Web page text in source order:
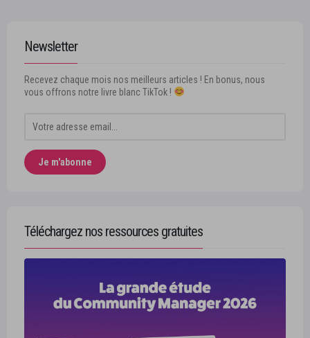
Newsletter
Recevez chaque mois nos meilleurs articles ! En bonus, nous
vous offrons notre livre blanc TikTok !
Téléchargez nos ressources gratuites